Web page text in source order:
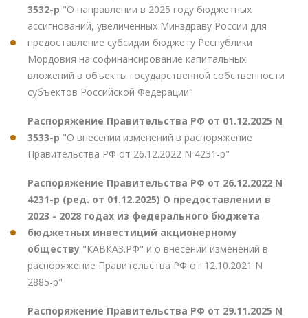
3532-р "О направлении в 2025 году бюджетных
ассигнований, увеличенных Минздраву России для
предоставление субсидии бюджету Республики
Мордовия на софинансирование капитальных
вложений в объекты государственной собственности
субъектов Российской Федерации"
Распоряжение Правительства РФ от 01.12.2025 N
3533-р "О внесении изменений в распоряжение
Правительства РФ от 26.12.2022 N 4231-р"
Распоряжение Правительства РФ от 26.12.2022 N
4231-р (ред. от 01.12.2025) О предоставлении в
2023 - 2028 годах из федерального бюджета
бюджетных инвестиций акционерному
обществу "КАВКАЗ.РФ" и о внесении изменений в
распоряжение Правительства РФ от 12.10.2021 N
2885-р"
Распоряжение Правительства РФ от 29.11.2025 N